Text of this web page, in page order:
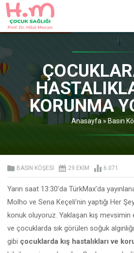
KORUNMA
Anasayfa » Basın
BASIN KÖŞESI 29 EKIM 6.071
Yarın saat 13:30’da TürkMax’da
Molho ve Sena Keçeli’nin yaptığı Her
konuk oluyoruz. Yaklaşan kış mevsimin
ve çocuklarda sık görülen soğuk
gibi çocuklarda kış hastalıkları ve